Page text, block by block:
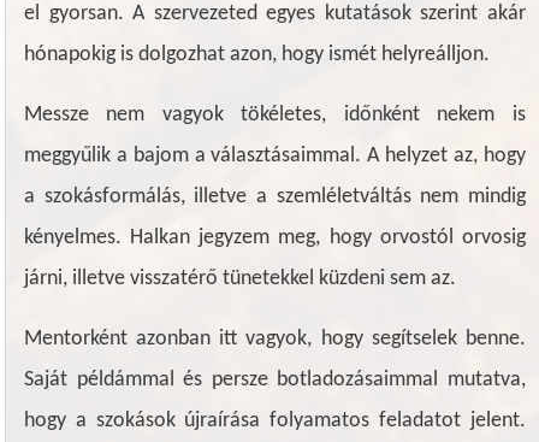
el gyorsan. A szervezeted egyes kutatások szerint akár
hónapokig is dolgozhat azon, hogy ismét helyreálljon.
Messze nem vagyok tökéletes, időnként nekem is
meggyűlik a bajom a választásaimmal. A helyzet az, hogy
a szokásformálás, illetve a szemléletváltás nem mindig
kényelmes. Halkan jegyzem meg, hogy orvostól orvosig
járni, illetve visszatérő tünetekkel küzdeni sem az.
Mentorként azonban itt vagyok, hogy segítselek benne.
Saját példámmal és persze botladozásaimmal mutatva,
hogy a szokások újraírása folyamatos feladatot jelent.